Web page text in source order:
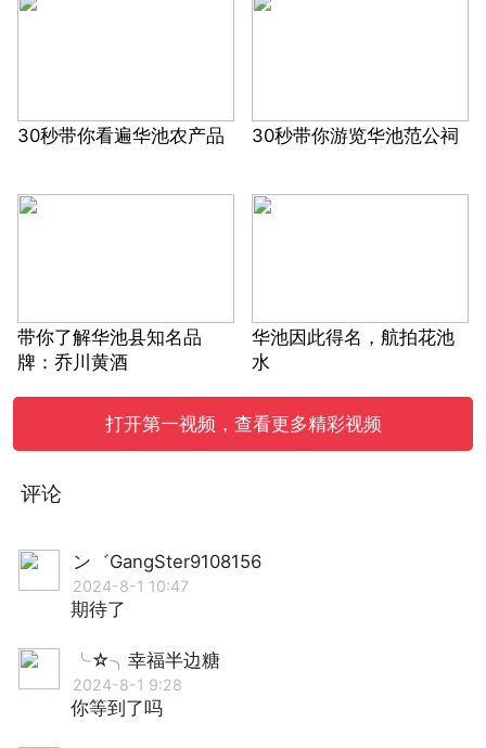
30秒带你看遍华池农产品 30秒带你游览华池范公祠
带你了解华池县知名品
牌：乔川黄酒
华池因此得名，航拍花池
水
打开第一视频，查看更多精彩视频
评论
ン゛GangSter9108156
2024-8-1 10:47
期待了
╰☆╮幸福半边糖
2024-8-1 9:28
你等到了吗